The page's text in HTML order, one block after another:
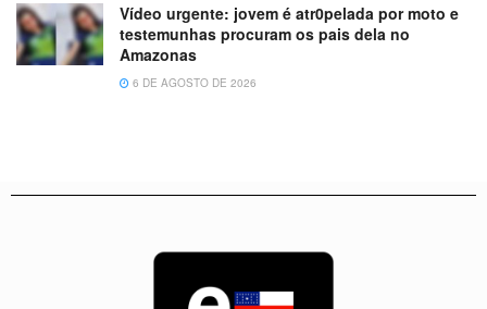
Vídeo urgente: jovem é atr0pelada por moto e
testemunhas procuram os pais dela no
Amazonas
6 DE AGOSTO DE 2026